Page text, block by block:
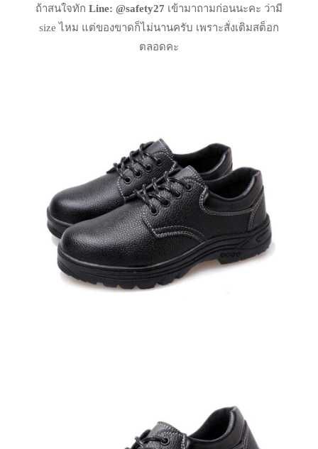
ถ้าสนใจทัก Line: @safety27 เข้ามาถามก่อนนะคะ ว่ามี
size ไหม แต่ของขาดก็ไม่นานครับ เพราะสั่งเติมสต็อก
ตลอดคะ